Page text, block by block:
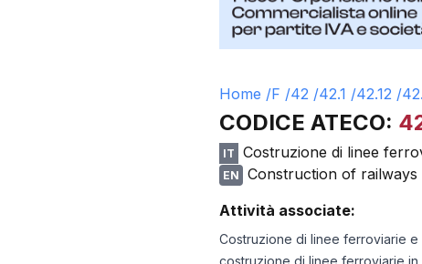
Home /F /42 /42.1 /42.12 /
CODICE ATECO:
IT Costruzione di linee
EN
Construction of
Attività associate:
Costruzione di linee ferroviarie e
costruzione di linee ferroviarie